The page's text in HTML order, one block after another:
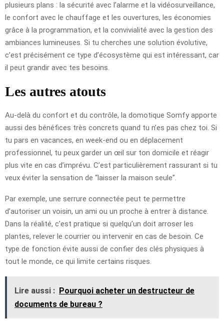
plusieurs plans : la sécurité avec l’alarme et la vidéosurveillance,
le confort avec le chauffage et les ouvertures, les économies
grâce à la programmation, et la convivialité avec la gestion des
ambiances lumineuses. Si tu cherches une solution évolutive,
c’est précisément ce type d’écosystème qui est intéressant, car
il peut grandir avec tes besoins.
Les autres atouts
Au-delà du confort et du contrôle, la domotique Somfy apporte
aussi des bénéfices très concrets quand tu n’es pas chez toi. Si
tu pars en vacances, en week-end ou en déplacement
professionnel, tu peux garder un œil sur ton domicile et réagir
plus vite en cas d’imprévu. C’est particulièrement rassurant si tu
veux éviter la sensation de “laisser la maison seule”.
Par exemple, une serrure connectée peut te permettre
d’autoriser un voisin, un ami ou un proche à entrer à distance.
Dans la réalité, c’est pratique si quelqu’un doit arroser les
plantes, relever le courrier ou intervenir en cas de besoin. Ce
type de fonction évite aussi de confier des clés physiques à
tout le monde, ce qui limite certains risques.
Lire aussi : Pourquoi acheter un destructeur de
documents de bureau ?